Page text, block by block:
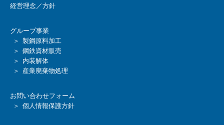
経営理念／方針
グループ事業
＞ 製鋼原料加工
＞ 鋼鉄資材販売
＞ 内装解体
＞ 産業廃棄物処理
お問い合わせフォーム
＞ 個人情報保護方針